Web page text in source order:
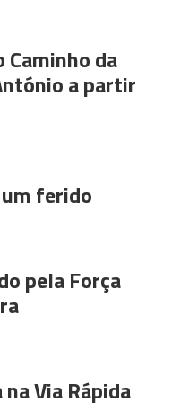
Caminho da
a partir
ferido
pela Força
Via Rápida